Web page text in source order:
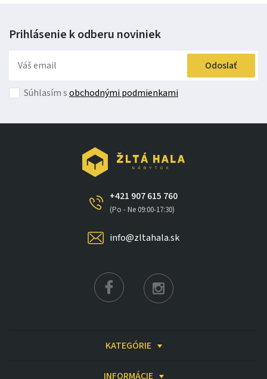
Prihlásenie k odberu noviniek
Odoslať
Súhlasím sobchodnými podmienkami
+421 907 615 760
(Po - Ne 09:00-17:30)
info@zltahala.sk
KATEGÓRIE
INFORMÁCIE